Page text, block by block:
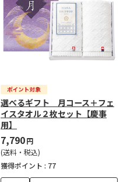
選べるギフト 月コース＋フェ
イスタオル２枚セット【慶事
用】
7,790円
(送料・税込)
獲得ポイント : 77